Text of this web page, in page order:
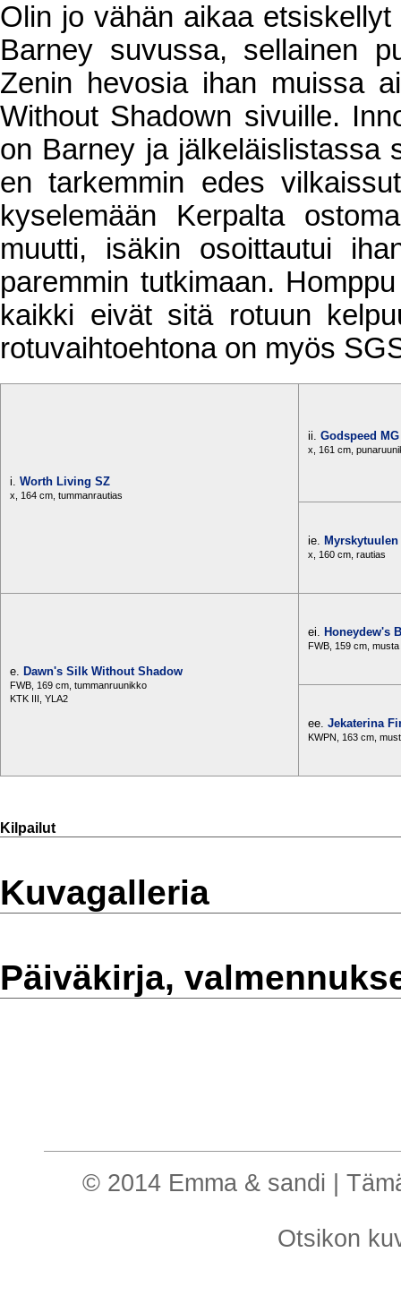
Olin jo vähän aikaa
Barney suvussa, sellainen
Zenin hevosia ihan muissa
Without Shadown sivuille.
on Barney ja jälkeläislistassa
en tarkemmin edes
kyselemään Kerpalta
muutti, isäkin osoittautui
paremmin tutkimaan.
kaikki eivät sitä rotuun
rotuvaihtoehtona on myös
i. Worth Living SZ
x, 164 cm, tummanrautias
ii. Godspeed MG
x, 161 cm,
ie.
x, 160 cm, rautias
e. Dawn's Silk Without Shadow
FWB, 169 cm, tummanruunikko
KTK III, YLA2
ei. Honeydew's
FWB, 159 cm, musta
ee. Jekaterina
KWPN, 163 cm,
Kilpailut
Kuvagalleria
Päiväkirja,
© 2014 Emma & sandi |
Otsikon